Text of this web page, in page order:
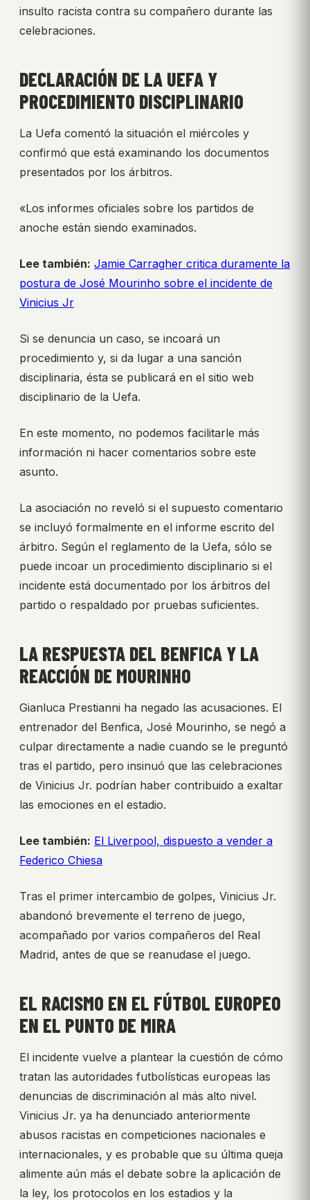
insulto racista contra su compañero durante las
celebraciones.
DECLARACIÓN DE LA UEFA Y
PROCEDIMIENTO DISCIPLINARIO
La Uefa comentó la situación el miércoles y
confirmó que está examinando los documentos
presentados por los árbitros.
«Los informes oficiales sobre los partidos de
anoche están siendo examinados.
Lee también: Jamie Carragher critica duramente la
postura de José Mourinho sobre el incidente de
Vinicius Jr
Si se denuncia un caso, se incoará un
procedimiento y, si da lugar a una sanción
disciplinaria, ésta se publicará en el sitio web
disciplinario de la Uefa.
En este momento, no podemos facilitarle más
información ni hacer comentarios sobre este
asunto.
La asociación no reveló si el supuesto comentario
se incluyó formalmente en el informe escrito del
árbitro. Según el reglamento de la Uefa, sólo se
puede incoar un procedimiento disciplinario si el
incidente está documentado por los árbitros del
partido o respaldado por pruebas suficientes.
LA RESPUESTA DEL BENFICA Y LA
REACCIÓN DE MOURINHO
Gianluca Prestianni ha negado las acusaciones. El
entrenador del Benfica, José Mourinho, se negó a
culpar directamente a nadie cuando se le preguntó
tras el partido, pero insinuó que las celebraciones
de Vinicius Jr. podrían haber contribuido a exaltar
las emociones en el estadio.
Lee también: El Liverpool, dispuesto a vender a
Federico Chiesa
Tras el primer intercambio de golpes, Vinicius Jr.
abandonó brevemente el terreno de juego,
acompañado por varios compañeros del Real
Madrid, antes de que se reanudase el juego.
EL RACISMO EN EL FÚTBOL EUROPEO
EN EL PUNTO DE MIRA
El incidente vuelve a plantear la cuestión de cómo
tratan las autoridades futbolísticas europeas las
denuncias de discriminación al más alto nivel.
Vinicius Jr. ya ha denunciado anteriormente
abusos racistas en competiciones nacionales e
internacionales, y es probable que su última queja
alimente aún más el debate sobre la aplicación de
la ley, los protocolos en los estadios y la